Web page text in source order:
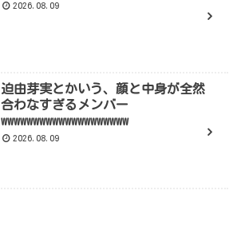
2026.08.09
迫由芽実とかいう、顔と中身が全然
合わなすぎるメンバー
wwwwwwwwwwwwwwwwwwww
2026.08.09